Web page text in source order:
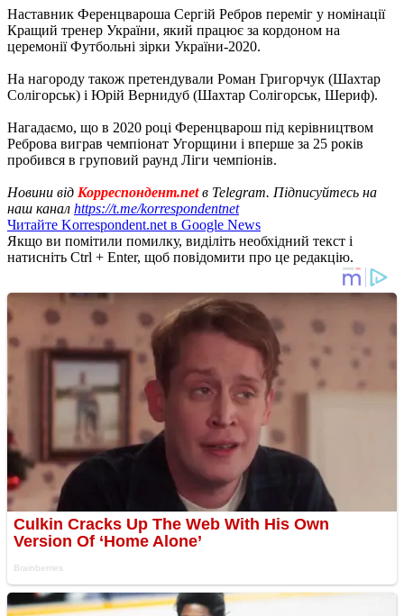
Наставник Ференцвароша Сергій Ребров переміг у номінації
Кращий тренер України, який працює за кордоном на
церемонії Футбольні зірки України-2020.
На нагороду також претендували Роман Григорчук (Шахтар
Солігорськ) і Юрій Вернидуб (Шахтар Солігорськ, Шериф).
Нагадаємо, що в 2020 році Ференцварош під керівництвом
Реброва виграв чемпіонат Угорщини і вперше за 25 років
пробився в груповий раунд Ліги чемпіонів.
Новини від Корреспондент.netв Telegram. Підписуйтесь на
наш канал https://t.me/korrespondentnet
Читайте Korrespondent.net в Google News
Якщо ви помітили помилку, виділіть необхідний текст і
натисніть Ctrl + Enter, щоб повідомити про це редакцію.